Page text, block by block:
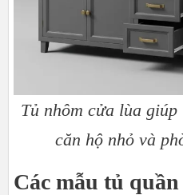
Tủ nhôm cửa lùa
căn hộ nhỏ và
Các mẫu tủ